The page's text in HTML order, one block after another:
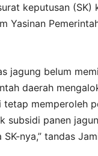
keputusan (SK)
Yasinan
jagung belum
daerah
memperoleh
subsidi panen
nya,” tandas